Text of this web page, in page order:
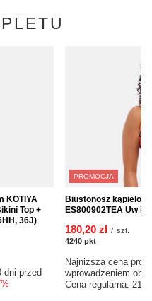
KOTIYA
Top +
36J)
dni przed
PROMOCJA
Biustonosz
ES800902TEA Uw
180,20 zł / szt.
4240 pkt
Najniższa cena
wprowadzeniem
Cena regularna: